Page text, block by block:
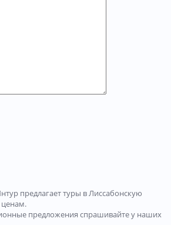
предлагает туры в Лиссабонскую
предложения спрашивайте у наших